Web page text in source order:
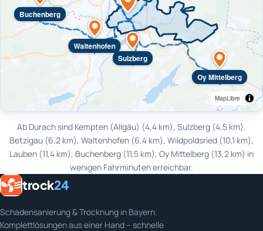
Sulzberg
Waltenhofen
Buchenberg
Oy Mittelberg
MapLibre
Ab Durach sind Kempten (Allgäu) (4,4 km), Sulzberg (4,5 km),
Betzigau (6,2 km), Waltenhofen (6,4 km), Wildpoldsried (10,1 km),
Lauben (11,4 km), Buchenberg (11,5 km), Oy Mittelberg (13,2 km) in
wenigen Fahrminuten erreichbar.
trock24
Schadensanierung & Trocknung in Bayern.
Komplettlösungen aus einer Hand – schnelle